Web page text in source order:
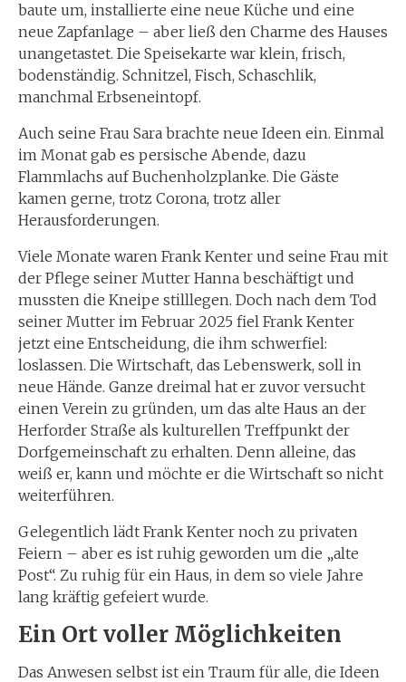
baute um, installierte eine neue Küche und eine
neue Zapfanlage – aber ließ den Charme des Hauses
unangetastet. Die Speisekarte war klein, frisch,
bodenständig. Schnitzel, Fisch, Schaschlik,
manchmal Erbseneintopf.
Auch seine Frau Sara brachte neue Ideen ein. Einmal
im Monat gab es persische Abende, dazu
Flammlachs auf Buchenholzplanke. Die Gäste
kamen gerne, trotz Corona, trotz aller
Herausforderungen.
Viele Monate waren Frank Kenter und seine Frau mit
der Pflege seiner Mutter Hanna beschäftigt und
mussten die Kneipe stilllegen. Doch nach dem Tod
seiner Mutter im Februar 2025 fiel Frank Kenter
jetzt eine Entscheidung, die ihm schwerfiel:
loslassen. Die Wirtschaft, das Lebenswerk, soll in
neue Hände. Ganze dreimal hat er zuvor versucht
einen Verein zu gründen, um das alte Haus an der
Herforder Straße als kulturellen Treffpunkt der
Dorfgemeinschaft zu erhalten. Denn alleine, das
weiß er, kann und möchte er die Wirtschaft so nicht
weiterführen.
Gelegentlich lädt Frank Kenter noch zu privaten
Feiern – aber es ist ruhig geworden um die „alte
Post“. Zu ruhig für ein Haus, in dem so viele Jahre
lang kräftig gefeiert wurde.
Ein Ort voller Möglichkeiten
Das Anwesen selbst ist ein Traum für alle, die Ideen